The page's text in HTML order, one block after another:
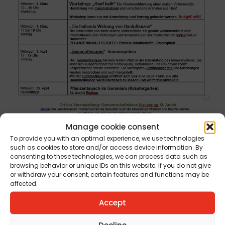
Manage cookie consent
To provide you with an optimal experience, we use technologies
such as cookies to store and/or access device information. By
consenting to these technologies, we can process data such as
browsing behavior or unique IDs on this website. If you do not give
or withdraw your consent, certain features and functions may be
affected.
Accept